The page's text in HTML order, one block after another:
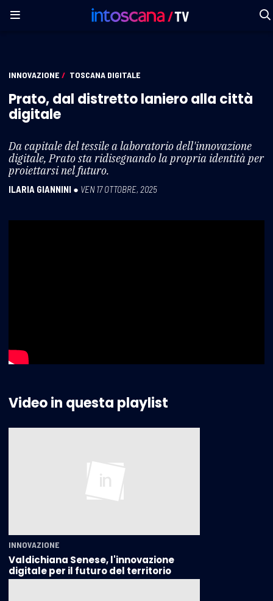
INNOVAZIONE / TOSCANA DIGITALE
Prato, dal distretto laniero alla città
digitale
Da capitale del tessile a laboratorio dell'innovazione
digitale, Prato sta ridisegnando la propria identità per
proiettarsi nel futuro.
ILARIA GIANNINI ● VEN 17 OTTOBRE, 2025
Video in questa playlist
INNOVAZIONE
Valdichiana Senese, l'innovazione
digitale per il futuro del territorio